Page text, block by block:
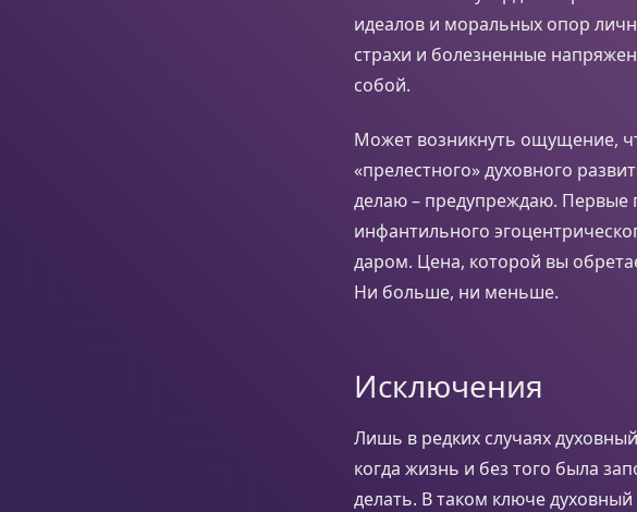
идеалов и моральных опор
страхи и болезненные
собой.
Может возникнуть ощущение,
«прелестного» духовного
делаю – предупреждаю. Первые
инфантильного
даром. Цена, которой вы
Ни больше, ни меньше.
Исключения
Лишь в редких случаях
когда жизнь и без того была
делать. В таком ключе